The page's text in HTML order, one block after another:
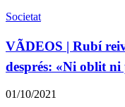
Societat
VÃDEOS | Rubí
després: «Ni oblit ni
01/10/2021